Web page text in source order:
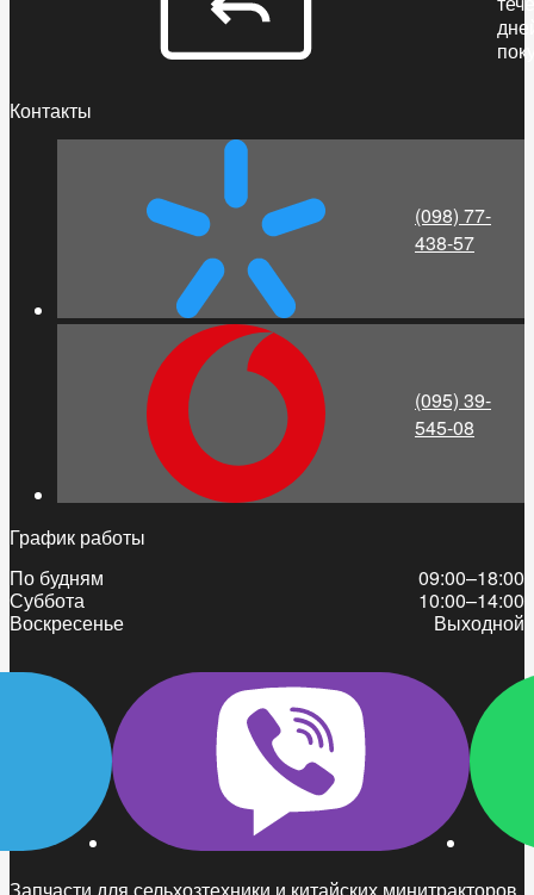
Контакты
(098) 77-
438-57
(095) 39-
545-08
График работы
По будням
09:00–18:00
Суббота
10:00–14:00
Воскресенье
Выходной